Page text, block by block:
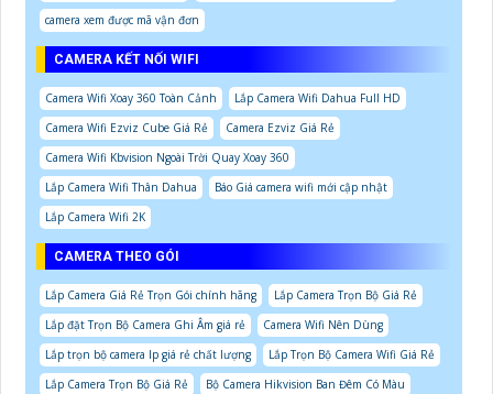
camera xem được mã vận đơn
CAMERA KẾT NỐI WIFI
Camera Wifi Xoay 360 Toàn Cảnh
Lắp Camera Wifi Dahua Full HD
Camera Wifi Ezviz Cube Giá Rẻ
Camera Ezviz Giá Rẻ
Camera Wifi Kbvision Ngoài Trời Quay Xoay 360
Lắp Camera Wifi Thân Dahua
Báo Giá camera wifi mới cập nhật
Lắp Camera Wifi 2K
CAMERA THEO GÓI
Lắp Camera Giá Rẻ Trọn Gói chính hãng
Lắp Camera Trọn Bộ Giá Rẻ
Lắp đặt Trọn Bộ Camera Ghi Âm giá rẻ
Camera Wifi Nên Dùng
Lắp trọn bộ camera Ip giá rẻ chất lượng
Lắp Trọn Bộ Camera Wifi Giá Rẻ
Lắp Camera Trọn Bộ Giá Rẻ
Bộ Camera Hikvision Ban Đêm Có Màu